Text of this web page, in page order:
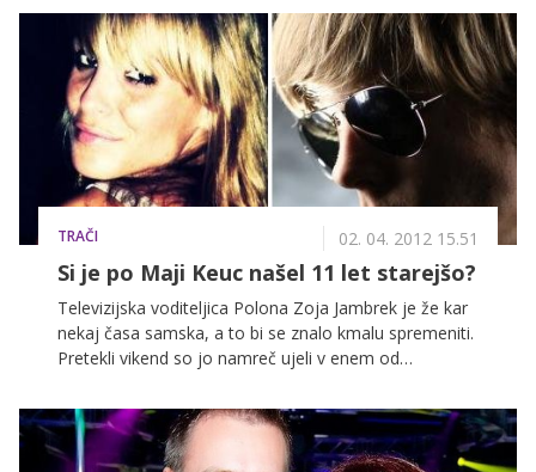
se s pevko razšla, a sta ostala v prijateljskih odnosih.
Očitno pa je prišel trenutek, ko bosta lahko tudi
zamenjala vlogi! Tim se je namreč kot član fantovske
skupine In&Out uvrstil v finalne oddaje X Factor! Zdaj
bo Maja tista, ki ga bo lahko podpirala pri glasbeni
karieri in mu pomagala tudi s kakšnim koristnim
nasvetom!
TRAČI 02. 04. 2012 15.51
Si je po Maji Keuc našel 11 let starejšo?
Televizijska voditeljica Polona Zoja Jambrek je že kar
nekaj časa samska, a to bi se znalo kmalu spremeniti.
Pretekli vikend so jo namreč ujeli v enem od
let mlajši Anže Zalar, plesalec plesne skupine Maestro
in nekdanji fant pevke Maje Keuc. Se slovenski
medijski sceni obeta nov parček?